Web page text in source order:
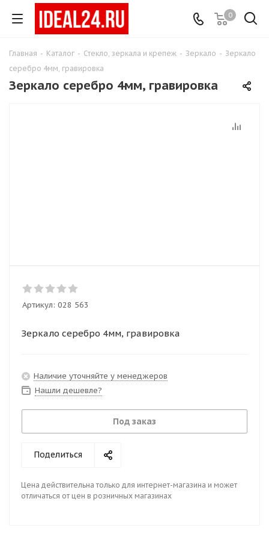
0
Главная - Каталог - Стекло, зеркала и крепеж - Зеркало - Зеркало
серебро 4мм, гравировка
Зеркало серебро 4мм, гравировка
Артикул: 028 563
Зеркало серебро 4мм, гравировка
Наличие уточняйте у менеджеров
Нашли дешевле?
Под заказ
Поделиться
Цена действительна только для интернет-магазина и может
отличаться от цен в розничных магазинах